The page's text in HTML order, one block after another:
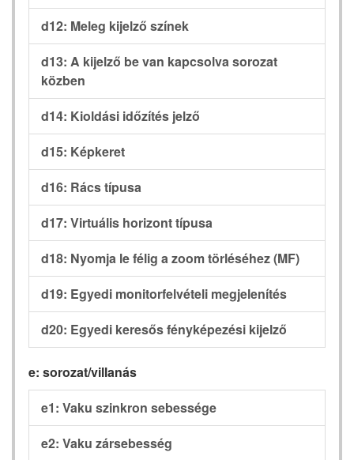
d12: Meleg kijelző színek
d13: A kijelző be van kapcsolva sorozat
közben
d14: Kioldási időzítés jelző
d15: Képkeret
d16: Rács típusa
d17: Virtuális horizont típusa
d18: Nyomja le félig a zoom törléséhez (MF)
d19: Egyedi monitorfelvételi megjelenítés
d20: Egyedi keresős fényképezési kijelző
e: sorozat/villanás
e1: Vaku szinkron sebessége
e2: Vaku zársebesség